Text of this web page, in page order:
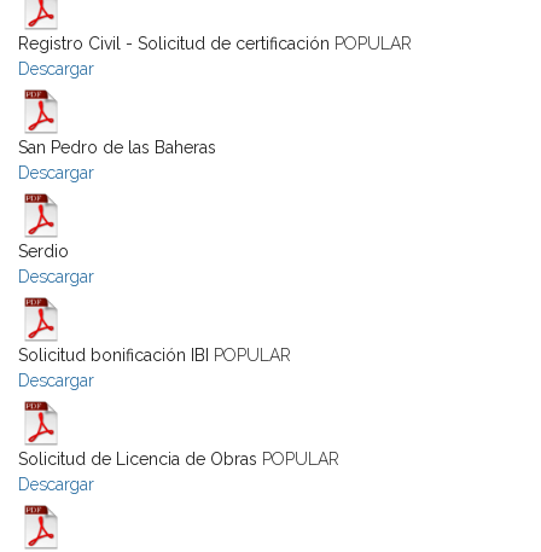
Registro Civil - Solicitud de certificación POPULAR
Descargar
San Pedro de las Baheras
Descargar
Serdio
Descargar
Solicitud bonificación IBI
POPULAR
Descargar
Solicitud de Licencia de Obras POPULAR
Descargar